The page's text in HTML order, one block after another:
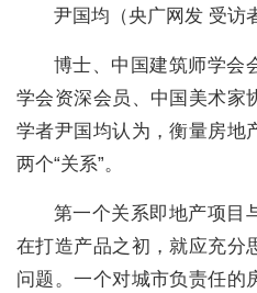
尹国均（央广网发 受访
博士、中国建筑师学会
学会资深会员、中国美术家
学者尹国均认为，衡量房地
两个“关系”。
第一个关系即地产项目
在打造产品之初，就应充分
问题。一个对城市负责任的